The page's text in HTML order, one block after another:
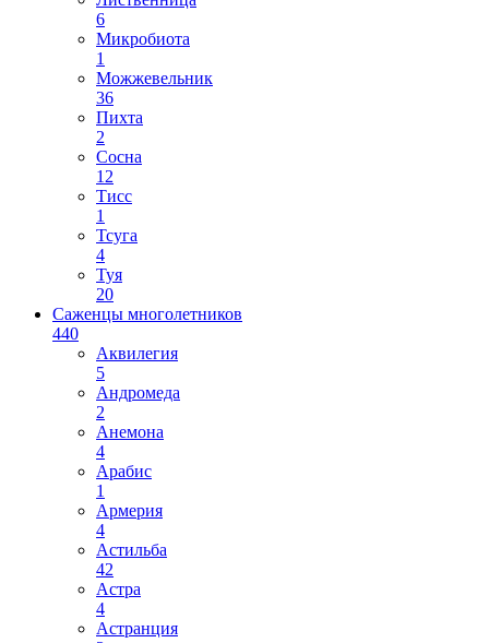
6
Микробиота
1
Можжевельник
36
Пихта
2
Сосна
12
Тисс
1
Тсуга
4
Туя
20
Саженцы многолетников
440
Аквилегия
5
Андромеда
2
Анемона
4
Арабис
1
Армерия
4
Астильба
42
Астра
4
Астранция